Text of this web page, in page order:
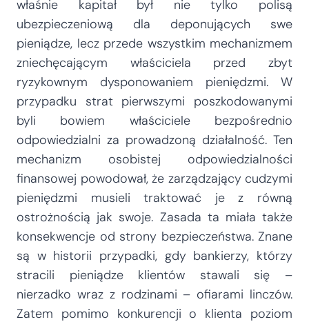
właśnie kapitał był nie tylko polisą
ubezpieczeniową dla deponujących swe
pieniądze, lecz przede wszystkim mechanizmem
zniechęcającym właściciela przed zbyt
ryzykownym dysponowaniem pieniędzmi. W
przypadku strat pierwszymi poszkodowanymi
byli bowiem właściciele bezpośrednio
odpowiedzialni za prowadzoną działalność. Ten
mechanizm osobistej odpowiedzialności
finansowej powodował, że zarządzający cudzymi
pieniędzmi musieli traktować je z równą
ostrożnością jak swoje. Zasada ta miała także
konsekwencje od strony bezpieczeństwa. Znane
są w historii przypadki, gdy bankierzy, którzy
stracili pieniądze klientów stawali się –
nierzadko wraz z rodzinami – ofiarami linczów.
Zatem pomimo konkurencji o klienta poziom